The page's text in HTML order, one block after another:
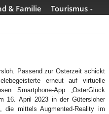
& Familie Tourismus
Passend zur Osterzeit schickt
erneut auf virtuelle
Smartphone-App „OsterGlück
16. April 2023 in der Gütersloher
die mittels Augmented-Reality im